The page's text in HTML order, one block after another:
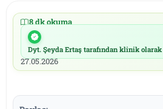
8 dk okuma
20.05.2026
27.05.2026
Dyt. Şeyda Ertaş tarafından klinik